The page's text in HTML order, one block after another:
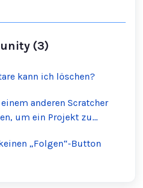
(3)
kann ich löschen?
anderen Scratcher
um ein Projekt zu
„Folgen“-Button